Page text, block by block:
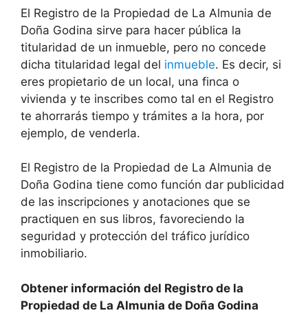
El Registro de la Propiedad de La Almunia de
Doña Godina sirve para hacer pública la
titularidad de un inmueble, pero no concede
dicha titularidad legal del inmueble. Es decir, si
eres propietario de un local, una finca o
vivienda y te inscribes como tal en el Registro
te ahorrarás tiempo y trámites a la hora, por
ejemplo, de venderla.
El Registro de la Propiedad de La Almunia de
Doña Godina tiene como función dar publicidad
de las inscripciones y anotaciones que se
practiquen en sus libros, favoreciendo la
seguridad y protección del tráfico jurídico
inmobiliario.
Obtener información del Registro de la
Propiedad de La Almunia de Doña Godina